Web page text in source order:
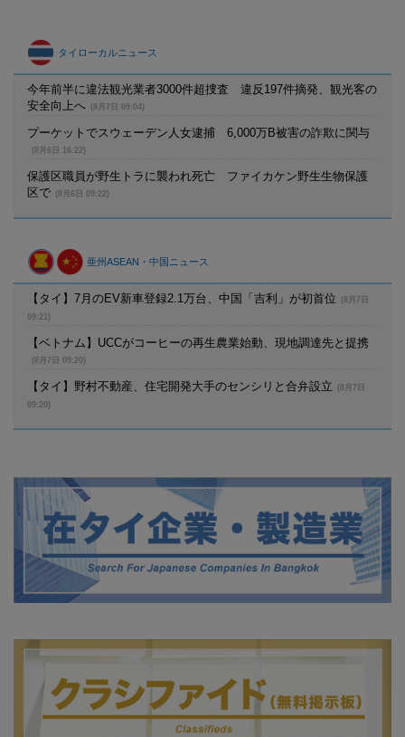
タイローカルニュース
今年前半に違法観光業者3000件超捜査 違反197件摘発、観光客の
安全向上へ
(8月7日 09:04)
プーケットでスウェーデン人女逮捕 6,000万B被害の詐欺に関与
(8月6日 16:22)
保護区職員が野生トラに襲われ死亡 ファイカケン野生生物保護
区で
(8月6日 09:22)
亜州ASEAN・中国ニュース
【タイ】7月のEV新車登録2.1万台、中国「吉利」が初首位
(8月7日
09:21)
【ベトナム】UCCがコーヒーの再生農業始動、現地調達先と提携
(8月7日 09:20)
【タイ】野村不動産、住宅開発大手のセンシリと合弁設立
(8月7日
09:20)